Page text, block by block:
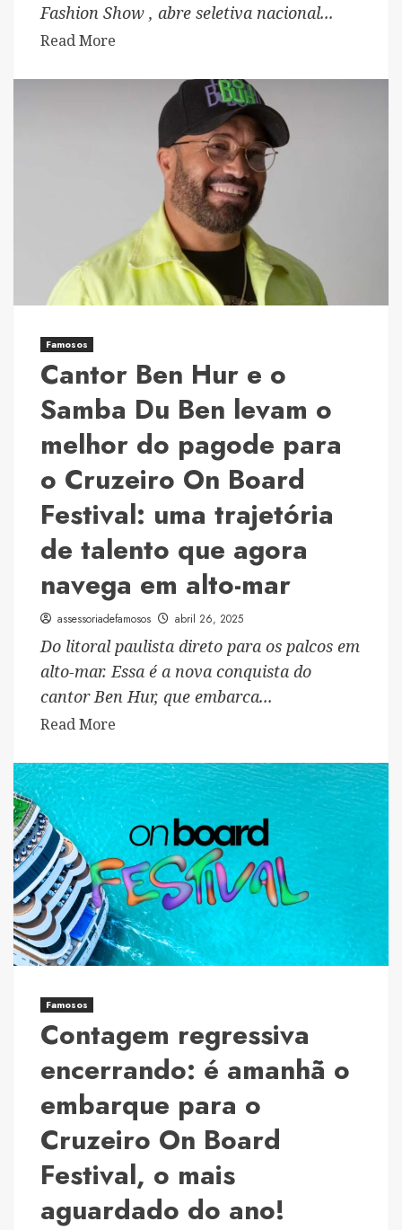
Fashion Show , abre seletiva nacional...
Read More
about
Pocket
Fashion
realiza
Seletiva
Nacional
28/04
na
Studio
São
Paulo
Famosos
Cantor Ben Hur e o
Samba Du Ben levam o
melhor do pagode para
o Cruzeiro On Board
Festival: uma trajetória
de talento que agora
navega em alto-mar
assessoriadefamosos abril 26, 2025
Do litoral paulista direto para os palcos em
alto-mar. Essa é a nova conquista do
cantor Ben Hur, que embarca...
Read More
about
Cantor
Ben
Hur
e
o
Samba
Du
Ben
levam
do
pagode
para
o
Cruzeiro
On
Board
Festival:
uma
Famosos
Contagem regressiva
encerrando: é amanhã o
embarque para o
Cruzeiro On Board
Festival, o mais
aguardado do ano!